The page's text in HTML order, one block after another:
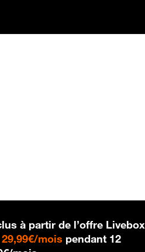
à partir de l’offre Livebox
29,99€/mois 29,99 € par mois
pendant 12